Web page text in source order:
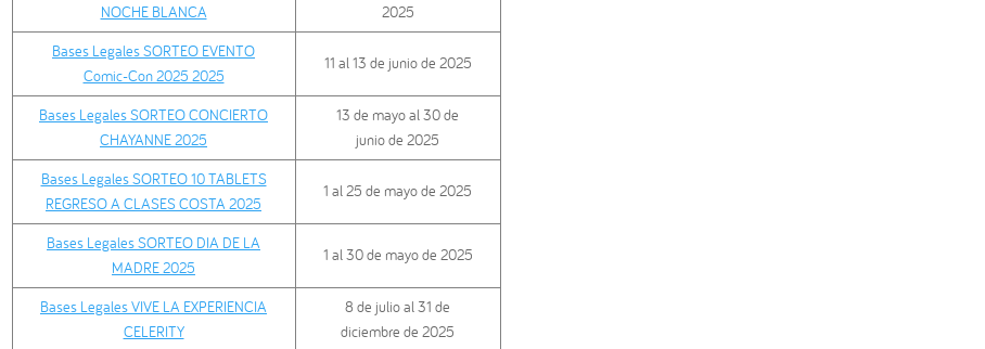
NOCHE BLANCA
2025
Bases Legales SORTEO EVENTO
Comic-Con 2025 2025
11 al 13 de junio de 2025
Bases Legales SORTEO CONCIERTO
CHAYANNE 2025
13 de mayo al 30 de
junio de 2025
Bases Legales SORTEO 10 TABLETS
REGRESO A CLASES COSTA 2025
1 al 25 de mayo de 2025
Bases Legales SORTEO DIA DE LA
MADRE 2025
1 al 30 de mayo de 2025
Bases Legales VIVE LA EXPERIENCIA
CELERITY
8 de julio al 31 de
diciembre de 2025